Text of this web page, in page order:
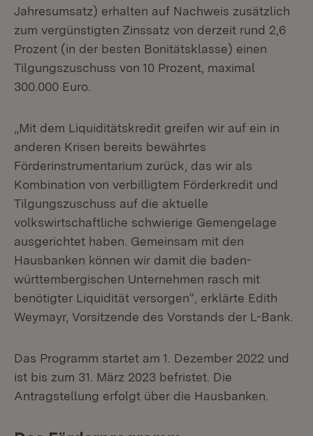
Jahresumsatz) erhalten auf Nachweis zusätzlich
zum vergünstigten Zinssatz von derzeit rund 2,6
Prozent (in der besten Bonitätsklasse) einen
Tilgungszuschuss von 10 Prozent, maximal
300.000 Euro.
„Mit dem Liquiditätskredit greifen wir auf ein in
anderen Krisen bereits bewährtes
Förderinstrumentarium zurück, das wir als
Kombination von verbilligtem Förderkredit und
Tilgungszuschuss auf die aktuelle
volkswirtschaftliche schwierige Gemengelage
ausgerichtet haben. Gemeinsam mit den
Hausbanken können wir damit die baden-
württembergischen Unternehmen rasch mit
benötigter Liquidität versorgen“, erklärte Edith
Weymayr, Vorsitzende des Vorstands der L-Bank.
Das Programm startet am 1. Dezember 2022 und
ist bis zum 31. März 2023 befristet. Die
Antragstellung erfolgt über die Hausbanken.